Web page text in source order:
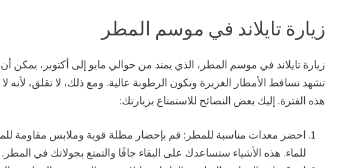
زيارة تايلاند في موسم المطر
زيارة تايلاند في موسم المطر، الذي يمتد من حوالي مايو إلى أكتوبر، يمكن
تشهد تساقط الأمطار الغزيرة وتكون الرطوبة عالية. ومع ذلك، لا تقلق، لأنه لا
هذه الفترة. إليك بعض النصائح للاستمتاع بزيارتك:
احضر معدات مناسبة للمطر: قم بإحضار مظلة قوية وملابس مقاومة
للماء. هذه الأشياء ستساعدك على البقاء جافًا والتمتع بجولاتك في المطر.